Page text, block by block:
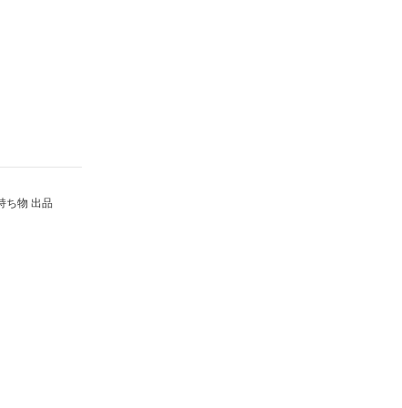
ち物 出品